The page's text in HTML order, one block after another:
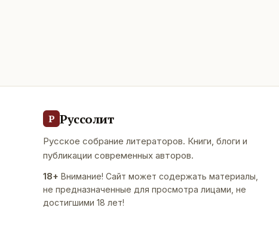
Р Руссолит
Русское собрание литераторов. Книги, блоги и
публикации современных авторов.
18+ Внимание! Сайт может содержать материалы,
не предназначенные для просмотра лицами, не
достигшими 18 лет!